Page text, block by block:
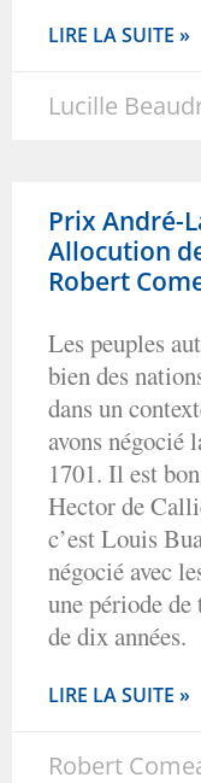
LIRE LA SUITE »
Lucille
Prix André-
Allocution
Robert
Les peuples
bien des
dans un
avons négocié
1701. Il est
Hector de
c’est Louis
négocié avec
une période
de dix années.
LIRE LA SUITE »
Robert